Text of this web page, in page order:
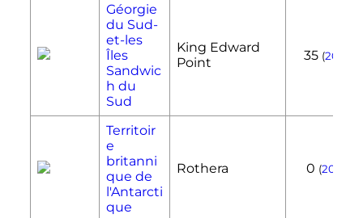
Géorgie
du Sud-
et-les
Îles
Sandwic
h du
Sud
King Edward
Point
35 (2019
Territoir
e
britanni
que de
l'Antarcti
que
Rothera 0 (2016